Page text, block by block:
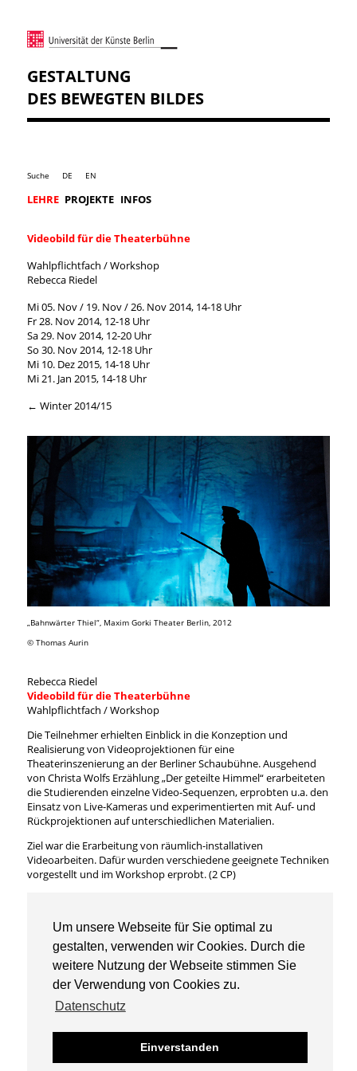
Um unsere Webseite für Sie optimal zu
gestalten, verwenden wir Cookies. Durch die
weitere Nutzung der Webseite stimmen Sie
der Verwendung von Cookies zu.
Datenschutz
Einverstanden
GESTALTUNG
DES BEWEGTEN BILDES
Suche DE EN
LEHRE PROJEKTE INFOS
Videobild für die Theaterbühne
Wahlpflichtfach / Workshop
Rebecca Riedel
Mi 05. Nov / 19. Nov / 26. Nov 2014, 14-18 Uhr
Fr 28. Nov 2014, 12-18 Uhr
Sa 29. Nov 2014, 12-20 Uhr
So 30. Nov 2014, 12-18 Uhr
Mi 10. Dez 2015, 14-18 Uhr
Mi 21. Jan 2015, 14-18 Uhr
← Winter 2014/15
„Bahnwärter Thiel“, Maxim Gorki Theater Berlin, 2012
© Thomas Aurin
Rebecca Riedel
Videobild für die Theaterbühne
Wahlpflichtfach / Workshop
Die Teilnehmer erhielten Einblick in die Konzeption und
Realisierung von Videoprojektionen für eine
Theaterinszenierung an der Berliner Schaubühne. Ausgehend
von Christa Wolfs Erzählung „Der geteilte Himmel“ erarbeiteten
die Studierenden einzelne Video-Sequenzen, erprobten u.a. den
Einsatz von Live-Kameras und experimentierten mit Auf- und
Rückprojektionen auf unterschiedlichen Materialien.
Ziel war die Erarbeitung von räumlich-installativen
Videoarbeiten. Dafür wurden verschiedene geeignete Techniken
vorgestellt und im Workshop erprobt. (2 CP)
praktische Erfahrungen im Bereich der Film- und
Videoproduktion waren erforderlich.
Universität der Künste Berlin